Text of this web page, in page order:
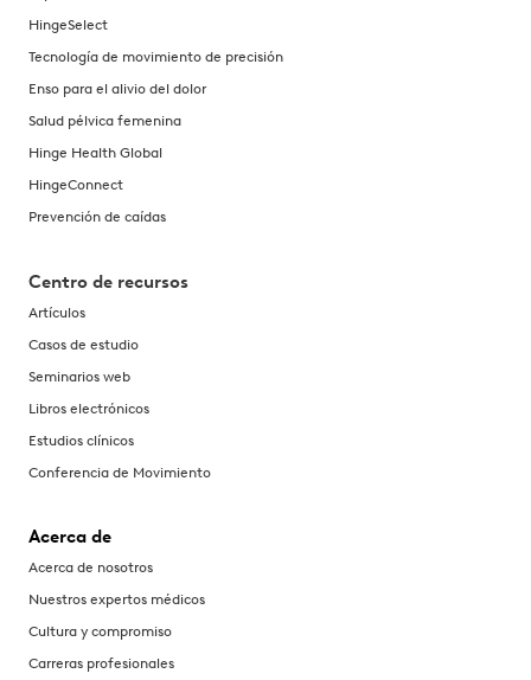
HingeSelect
Tecnología de movimiento de precisión
Enso para el alivio del dolor
Salud pélvica femenina
Hinge Health Global
HingeConnect
Prevención de caídas
Centro de recursos
Artículos
Casos de estudio
Seminarios web
Libros electrónicos
Estudios clínicos
Conferencia de Movimiento
Acerca de
Acerca de nosotros
Nuestros expertos médicos
Cultura y compromiso
Carreras profesionales